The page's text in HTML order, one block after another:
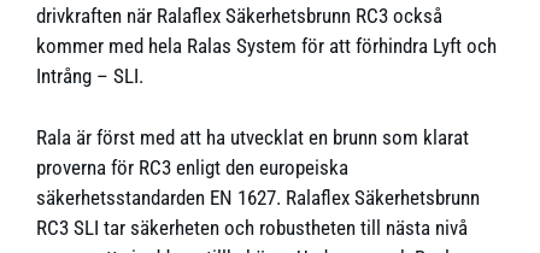
drivkraften när Ralaflex Säkerhetsbrunn RC3 också
kommer med hela Ralas System för att förhindra Lyft och
Intrång – SLI.
Rala är först med att ha utvecklat en brunn som klarat
proverna för RC3 enligt den europeiska
säkerhetsstandarden EN 1627. Ralaflex Säkerhetsbrunn
RC3 SLI tar säkerheten och robustheten till nästa nivå